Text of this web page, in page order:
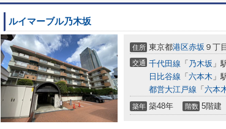
ルイマーブル乃木坂
住所 東京都港区赤坂 ９丁目
交通 千代田線 「 乃木坂 」
日比谷線 「 六本木 」
都営大江戸線 「 六本
築年 築48年 階数 5階建